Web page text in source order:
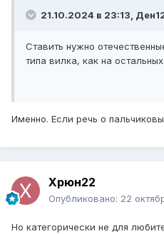
21.10.2024 в 23:13,
Ставить нужно
типа вилка, как на остальных.
Именно. Если речь о
Xpюн22
Опубликовано: 22
Но категорически не для